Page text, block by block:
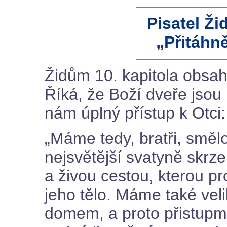
Pisatel
Židům 10. kapitola
Říká, že Boží dveře
nám úplný přístup k Otci:
„Máme tedy, bratři,
nejsvětější svatyně
a živou cestou, kterou
jeho tělo. Máme také
domem, a proto